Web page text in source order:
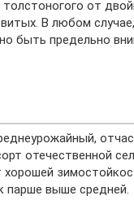
от
В любом
быть предельно
отечественной
хорошей
парше выше средней.